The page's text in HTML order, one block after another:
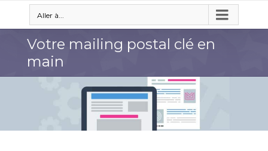
Aller à...
Votre mailing postal clé en
main